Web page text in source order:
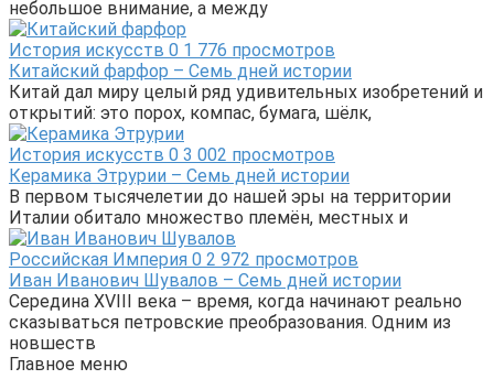
небольшое внимание, а между
История искусств 0 1 776 просмотров
Китайский фарфор – Семь дней истории
Китай дал миру целый ряд удивительных изобретений и
открытий: это порох, компас, бумага, шёлк,
История искусств 0 3 002 просмотров
Керамика Этрурии – Семь дней истории
В первом тысячелетии до нашей эры на территории
Италии обитало множество племён, местных и
Российская Империя 0 2 972 просмотров
Иван Иванович Шувалов – Семь дней истории
Середина XVIII века – время, когда начинают реально
сказываться петровские преобразования. Одним из
новшеств
Главное меню